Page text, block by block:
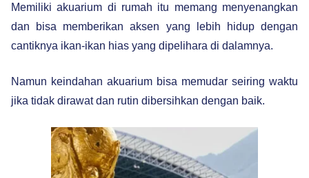
Memiliki akuarium di rumah itu memang menyenangkan
dan bisa memberikan aksen yang lebih hidup dengan
cantiknya ikan-ikan hias yang dipelihara di dalamnya.
Namun keindahan akuarium bisa memudar seiring waktu
jika tidak dirawat dan rutin dibersihkan dengan baik.